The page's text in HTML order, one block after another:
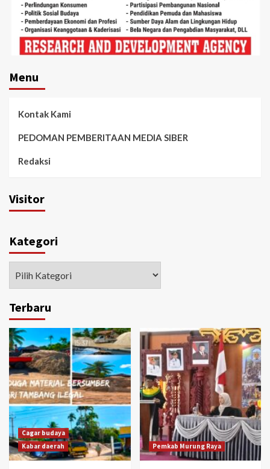
Menu
Kontak Kami
PEDOMAN PEMBERITAAN MEDIA SIBER
Redaksi
Visitor
Kategori
Terbaru
Cagar budaya
Kabar daerah
Pemkab Murung Raya